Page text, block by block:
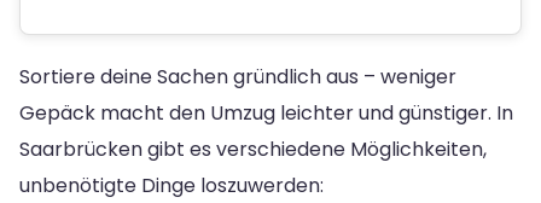
Sortiere deine Sachen gründlich aus – weniger
Gepäck macht den Umzug leichter und günstiger. In
Saarbrücken gibt es verschiedene Möglichkeiten,
unbenötigte Dinge loszuwerden: